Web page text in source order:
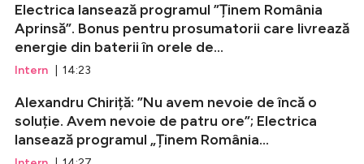
Electrica lansează programul ”Ținem România
Aprinsă”. Bonus pentru prosumatorii care livrează
energie din baterii în orele de...
Intern | 14:23
Alexandru Chiriță: ”Nu avem nevoie de încă o
soluție. Avem nevoie de patru ore”; Electrica
lansează programul „Ținem România...